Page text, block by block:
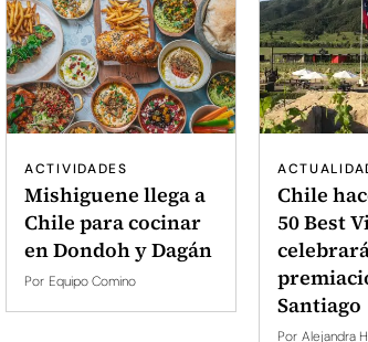
ACTIVIDADES
Mishiguene llega a
Chile para cocinar
en Dondoh y Dagán
Por Equipo Comino
Chile
50 Best
Santiago
Por Alejandra